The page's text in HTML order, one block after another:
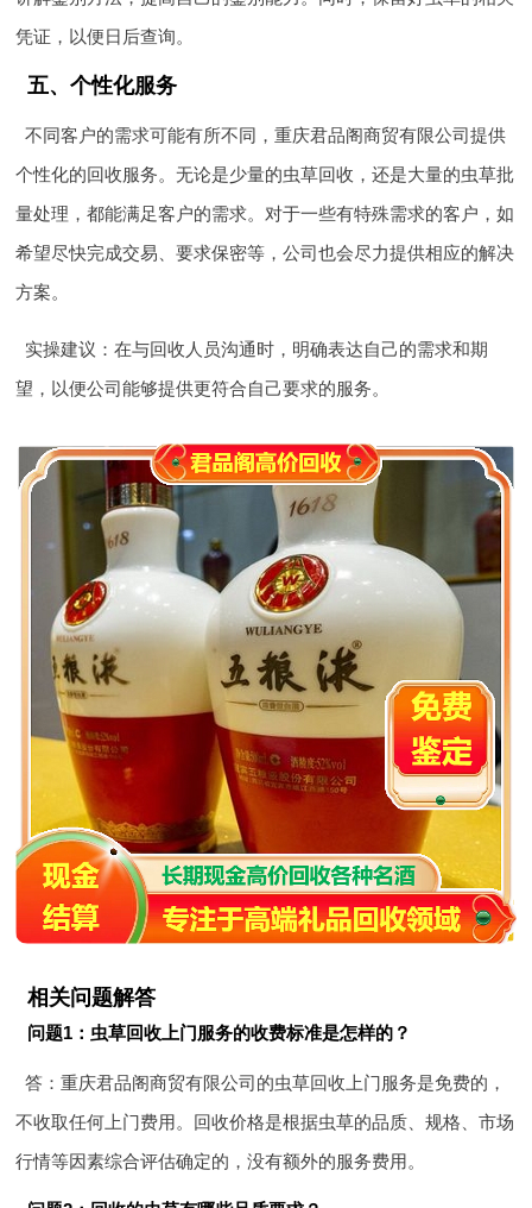
凭证，以便日后查询。
五、个性化服务
不同客户的需求可能有所不同，重庆君品阁商贸有限公司提供
个性化的回收服务。无论是少量的虫草回收，还是大量的虫草批
量处理，都能满足客户的需求。对于一些有特殊需求的客户，如
希望尽快完成交易、要求保密等，公司也会尽力提供相应的解决
方案。
实操建议：在与回收人员沟通时，明确表达自己的需求和期
望，以便公司能够提供更符合自己要求的服务。
相关问题解答
问题1：虫草回收上门服务的收费标准是怎样的？
答：重庆君品阁商贸有限公司的虫草回收上门服务是免费的，
不收取任何上门费用。回收价格是根据虫草的品质、规格、市场
行情等因素综合评估确定的，没有额外的服务费用。